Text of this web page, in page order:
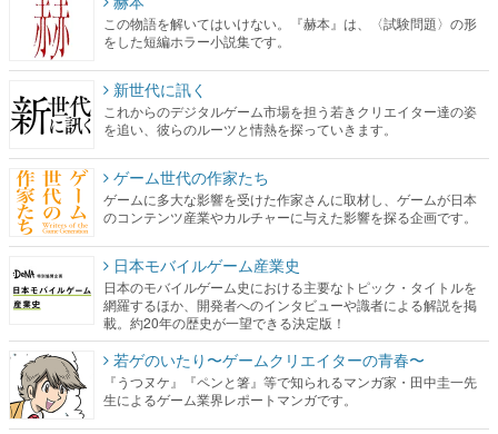
この物語を解いてはいけない。『赫本』は、〈試験問題〉の形
をした短編ホラー小説集です。
新世代に訊く
これからのデジタルゲーム市場を担う若きクリエイター達の姿
を追い、彼らのルーツと情熱を探っていきます。
ゲーム世代の作家たち
ゲームに多大な影響を受けた作家さんに取材し、ゲームが日本
のコンテンツ産業やカルチャーに与えた影響を探る企画です。
日本モバイルゲーム産業史
日本のモバイルゲーム史における主要なトピック・タイトルを
網羅するほか、開発者へのインタビューや識者による解説を掲
載。約20年の歴史が一望できる決定版！
若ゲのいたり〜ゲームクリエイターの青春〜
『うつヌケ』『ペンと箸』等で知られるマンガ家・田中圭一先
生によるゲーム業界レポートマンガです。